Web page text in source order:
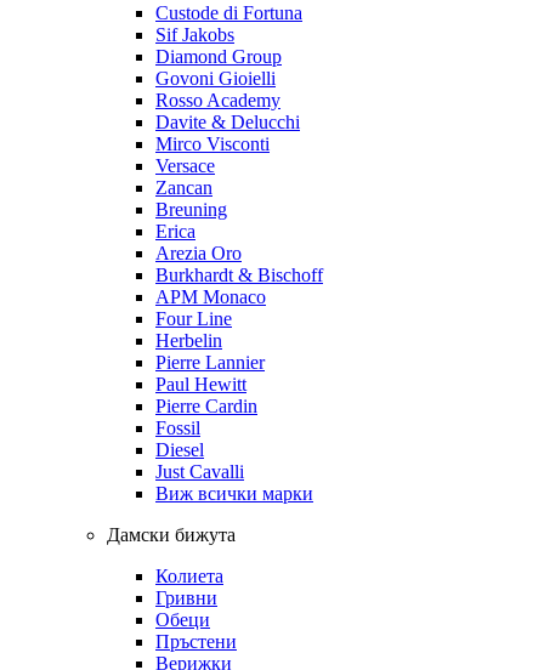
Custode di Fortuna
Sif Jakobs
Diamond Group
Govoni Gioielli
Rosso Academy
Davite & Delucchi
Mirco Visconti
Versace
Zancan
Breuning
Erica
Arezia Oro
Burkhardt & Bischoff
APM Monaco
Four Line
Herbelin
Pierre Lannier
Paul Hewitt
Pierre Cardin
Fossil
Diesel
Just Cavalli
Виж всички марки
Дамски бижута
Колиета
Гривни
Обеци
Пръстени
Верижки